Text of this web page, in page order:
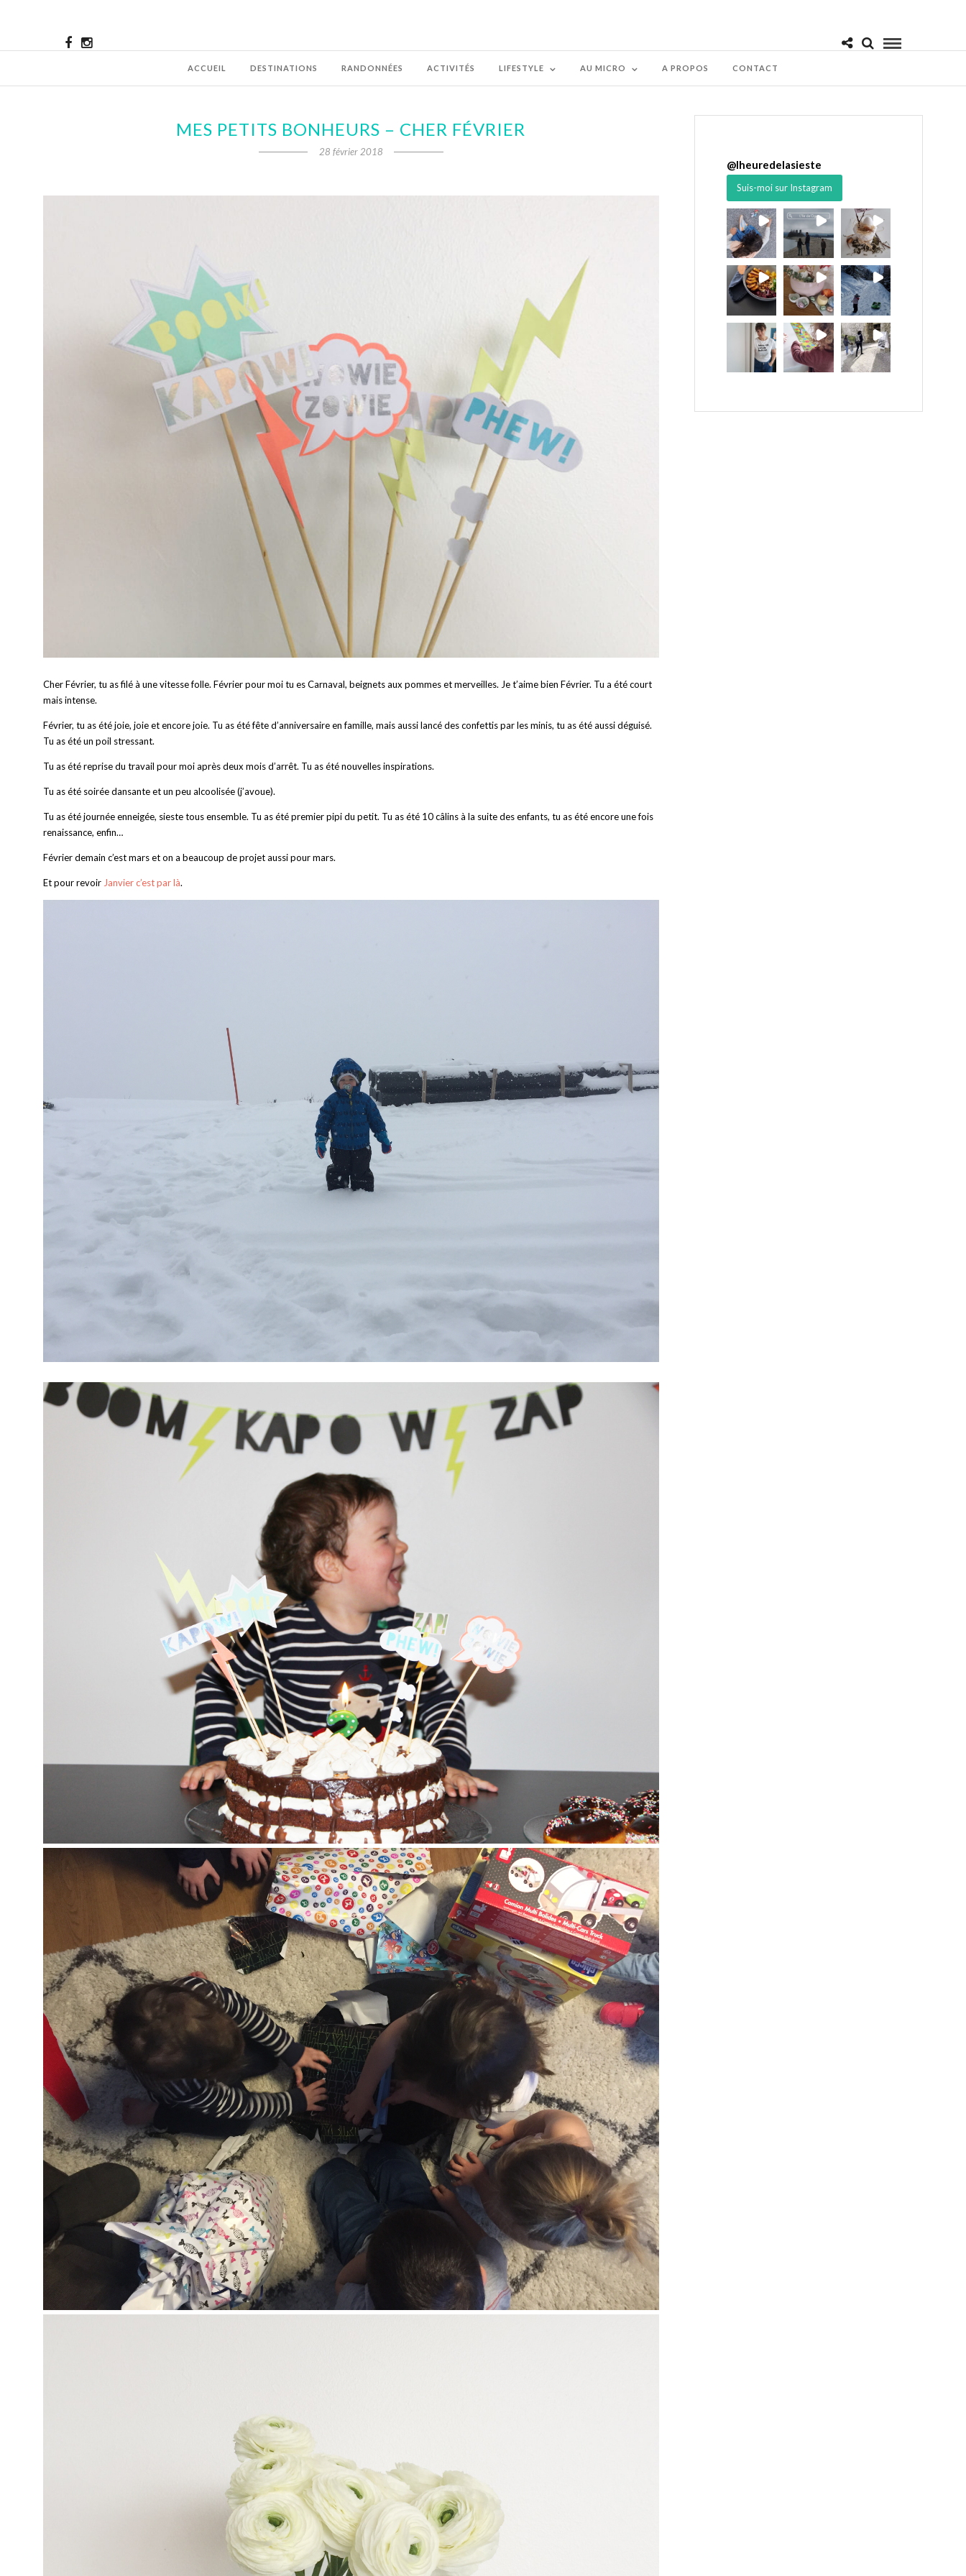
ACCUEIL DESTINATIONS RANDONNÉES ACTIVITÉS LIFESTYLE AU MICRO A PROPOS CONTACT
MES PETITS BONHEURS – CHER FÉVRIER
28 février 2018
Cher Février, tu as filé à une vitesse folle. Février pour moi tu es Carnaval, beignets aux pommes et merveilles. Je t’aime bien Février. Tu a été court
mais intense.
Février, tu as été joie, joie et encore joie. Tu as été fête d’anniversaire en famille, mais aussi lancé des confettis par les minis, tu as été aussi déguisé.
Tu as été un poil stressant.
Tu as été reprise du travail pour moi après deux mois d’arrêt. Tu as été nouvelles inspirations.
Tu as été soirée dansante et un peu alcoolisée (j’avoue).
Tu as été journée enneigée, sieste tous ensemble. Tu as été premier pipi du petit. Tu as été 10 câlins à la suite des enfants, tu as été encore une fois
renaissance, enfin…
Février demain c’est mars et on a beaucoup de projet aussi pour mars.
Et pour revoir Janvier c’est par là.
@lheuredelasieste
Suis-moi sur Instagram